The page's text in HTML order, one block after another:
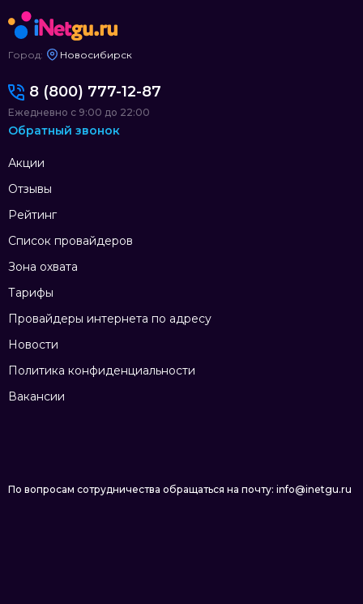
Город: Новосибирск
Акции
Отзывы
Рейтинг
Список провайдеров
Зона охвата
Тарифы
Провайдеры интернета по адресу
Новости
Политика конфиденциальности
Вакансии
8 (800) 777-12-87
Ежедневно с 9:00 до 22:00
Обратный звонок
По вопросам сотрудничества обращаться на почту: info@inetgu.ru